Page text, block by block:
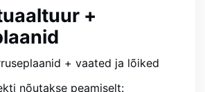
+
+ vaated ja lõiked
nõutakse peamiselt: